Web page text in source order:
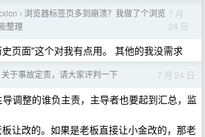
› 浏览器标签页多到崩溃？我做了个浏览
整理
7 月
24 日
页面"这个对我有点用。 其他的我没需求
关于事故定责，请大家评判一下 7 月 24 日
调整的谁负主责，主导者也要起到汇总，监
让改的。如果是老板直接让小金改的，那老